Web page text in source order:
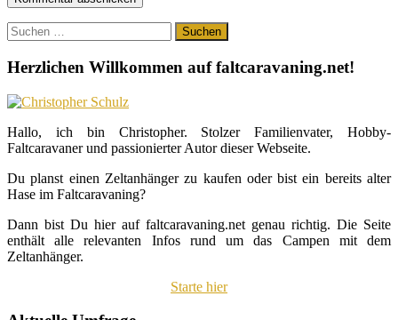
Suchen
nach:
Herzlichen Willkommen auf faltcaravaning.net!
Hallo, ich bin Christopher. Stolzer Familienvater, Hobby-
Faltcaravaner und passionierter Autor dieser Webseite.
Du planst einen Zeltanhänger zu kaufen oder bist ein bereits alter
Hase im Faltcaravaning?
Dann bist Du hier auf faltcaravaning.net genau richtig. Die Seite
enthält alle relevanten Infos rund um das Campen mit dem
Zeltanhänger.
Starte hier